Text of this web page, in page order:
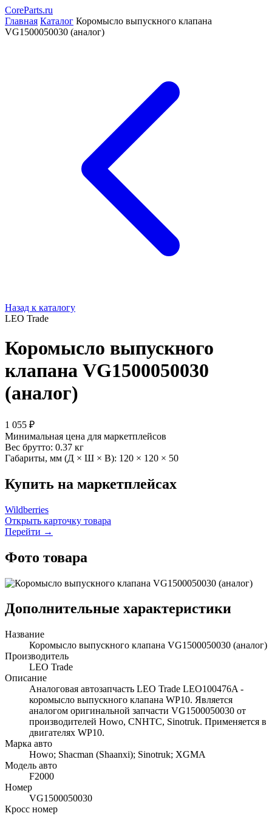
CoreParts.ru
Главная Каталог Коромысло выпускного клапана
VG1500050030 (аналог)
Назад к каталогу
LEO Trade
Коромысло выпускного
клапана VG1500050030
(аналог)
1 055 ₽
Минимальная цена для маркетплейсов
Вес брутто: 0.37 кг
Габариты, мм (Д × Ш × В): 120 × 120 × 50
Купить на маркетплейсах
Wildberries
Открыть карточку товара
Перейти →
Фото товара
Дополнительные характеристики
Название
Коромысло выпускного клапана VG1500050030 (аналог)
Производитель
LEO Trade
Описание
Аналоговая автозапчасть LEO Trade LEO100476A -
коромысло выпускного клапана WP10. Является
аналогом оригинальной запчасти VG1500050030 от
производителей Howo, CNHTC, Sinotruk. Применяется в
двигателях WP10.
Марка авто
Howo; Shacman (Shaanxi); Sinotruk; XGMA
Модель авто
F2000
Номер
VG1500050030
Кросс номер